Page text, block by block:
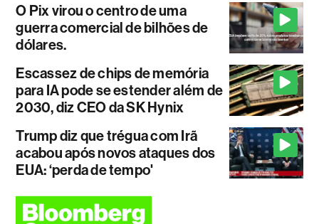
O Pix virou o centro de uma
guerra comercial de bilhões de
dólares.
Escassez de chips de memória
para IA pode se estender além de
2030, diz CEO da SK Hynix
Trump diz que trégua com Irã
acabou após novos ataques dos
EUA: ‘perda de tempo'